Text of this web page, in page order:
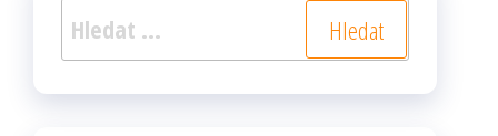
Vyhledávání